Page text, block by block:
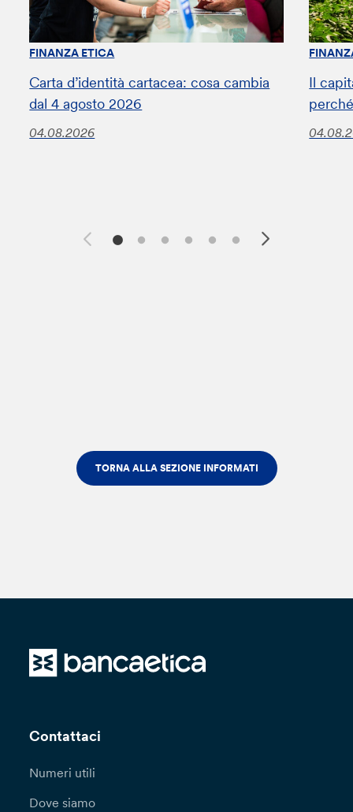
FINANZA ETICA
Carta d’identità cartacea: cosa cambia
dal 4 agosto 2026
04.08.2026
Il
TORNA ALLA SEZIONE INFORMATI
Contattaci
Numeri utili
Dove siamo